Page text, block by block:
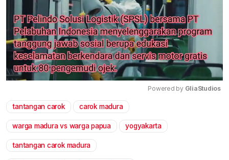
Powered by GliaStudios
tantangan carok carok madura
warga madura vs warga papua yogyakarta
tantangan carok madura